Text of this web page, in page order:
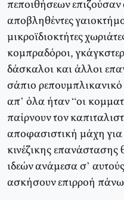
πεποιθήσεων επιζούσαν
αποβληθέντες
μικροϊδιοκτήτες
κομπραδόροι,
δάσκαλοι και άλλοι
σάπιο
απ’ όλα ήταν “οι
παίρνουν τον
αποφασιστική μάχη για
κινέζικης επανάστασης
ιδεών ανάμεσα σ’
ασκήσουν επιρροή πάνω